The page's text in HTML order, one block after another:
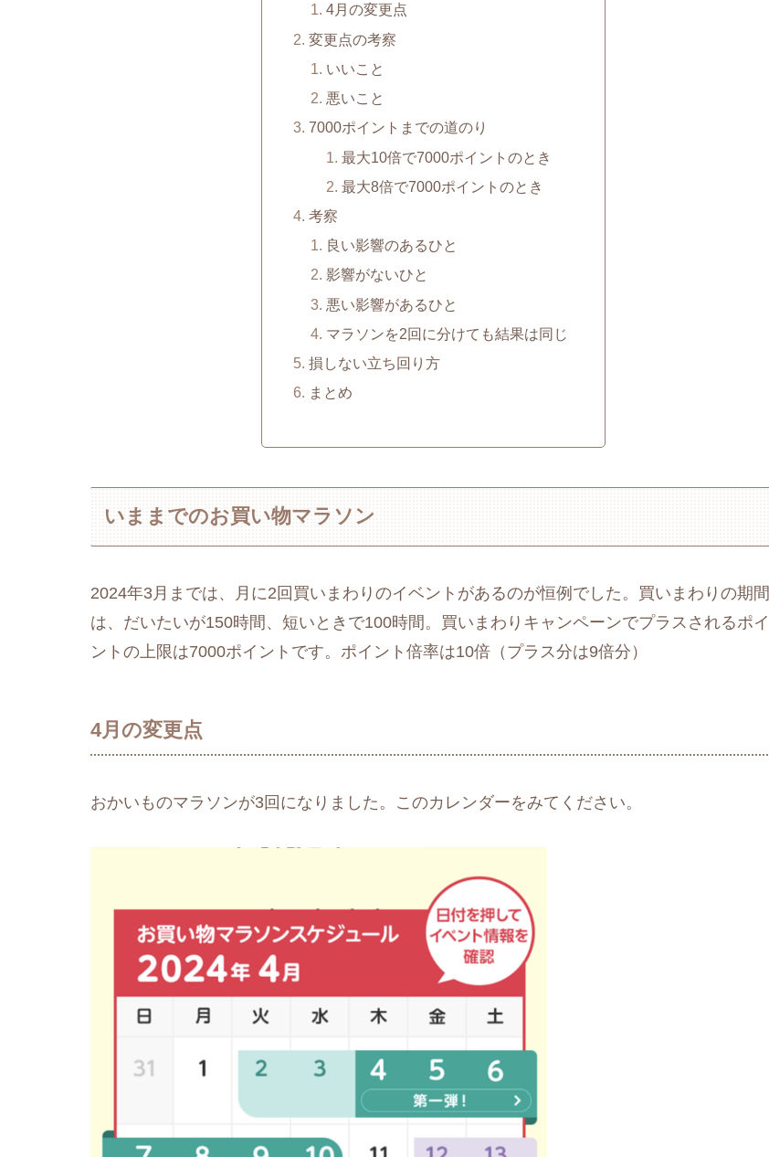
4月の変更点
変更点の考察
いいこと
悪いこと
7000ポイントまでの道のり
最大10倍で7000ポイントのとき
最大8倍で7000ポイントのとき
考察
良い影響のあるひと
影響がないひと
悪い影響があるひと
マラソンを2回に分けても結果は同じ
損しない立ち回り方
まとめ
いままでのお買い物マラソン
2024年3月までは、月に2回買いまわりのイベントがあるのが恒例でした。買いまわりの期間
は、だいたいが150時間、短いときで100時間。買いまわりキャンペーンでプラスされるポイ
ントの上限は7000ポイントです。ポイント倍率は10倍（プラス分は9倍分）
4月の変更点
おかいものマラソンが3回になりました。このカレンダーをみてください。